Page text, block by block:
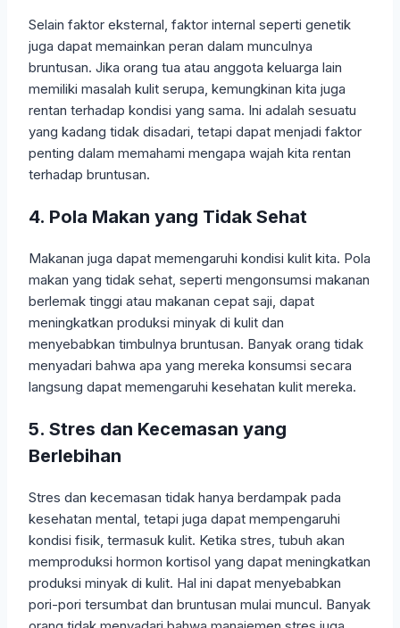
Selain faktor eksternal, faktor internal seperti genetik
juga dapat memainkan peran dalam munculnya
bruntusan. Jika orang tua atau anggota keluarga lain
memiliki masalah kulit serupa, kemungkinan kita juga
rentan terhadap kondisi yang sama. Ini adalah sesuatu
yang kadang tidak disadari, tetapi dapat menjadi faktor
penting dalam memahami mengapa wajah kita rentan
terhadap bruntusan.
4. Pola Makan yang Tidak Sehat
Makanan juga dapat memengaruhi kondisi kulit kita. Pola
makan yang tidak sehat, seperti mengonsumsi makanan
berlemak tinggi atau makanan cepat saji, dapat
meningkatkan produksi minyak di kulit dan
menyebabkan timbulnya bruntusan. Banyak orang tidak
menyadari bahwa apa yang mereka konsumsi secara
langsung dapat memengaruhi kesehatan kulit mereka.
5. Stres dan Kecemasan yang
Berlebihan
Stres dan kecemasan tidak hanya berdampak pada
kesehatan mental, tetapi juga dapat mempengaruhi
kondisi fisik, termasuk kulit. Ketika stres, tubuh akan
memproduksi hormon kortisol yang dapat meningkatkan
produksi minyak di kulit. Hal ini dapat menyebabkan
pori-pori tersumbat dan bruntusan mulai muncul. Banyak